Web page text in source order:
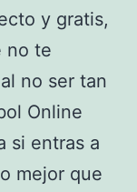
y gratis,
no te
no ser tan
Online
si entras a
mejor que